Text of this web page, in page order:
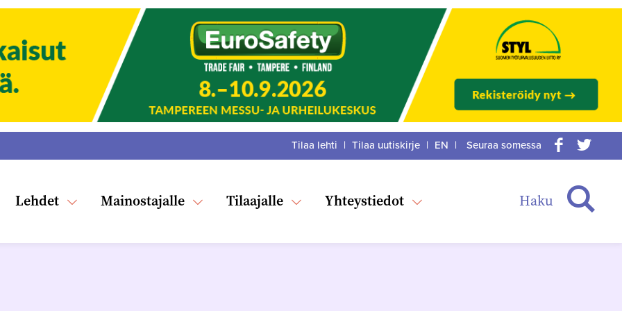
Lehdet Mainostajalle Tilaajalle Yhteystiedot Haku
Tilaa lehti | Tilaa uutiskirje | EN |
Seuraa somessa
:Facebook
Twitter